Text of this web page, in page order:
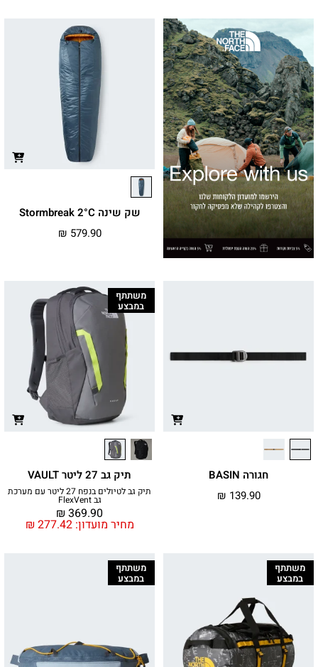
שק שינה Stormbreak 2°C
₪ 579.90
חגורה BASIN
₪ 139.90
משתתף
במבצע
תיק גב 27 ליטר VAULT
תיק גב לטיולים בנפח 27 ליטר עם מערכת
גב FlexVent
מחיר מועדון: ₪ 277.42
₪ 369.90
משתתף
במבצע
משתתף
במבצע